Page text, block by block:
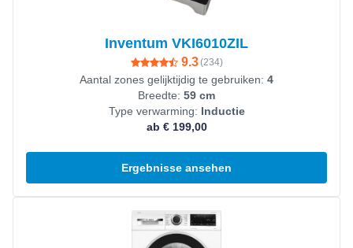
Inventum VKI6010ZIL
9.3(234)
Aantal zones gelijktijdig te gebruiken: 4
Breedte: 59 cm
Type verwarming: Inductie
ab € 199,00
Ergebnisse ansehen